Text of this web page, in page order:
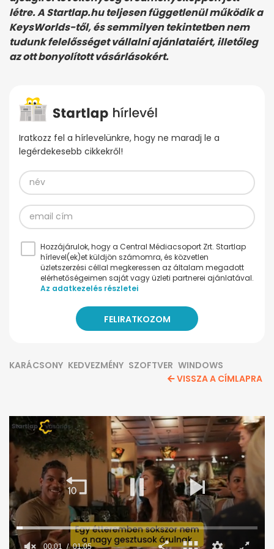
létre. A Startlap.hu teljesen függetlenül működik a
KeysWorlds-től, és semmilyen tekintetben nem
tudunk felelősséget vállalni ajánlataiért, illetőleg
az ott bonyolított vásárlásokért.
Iratkozz fel a hírlevelünkre, hogy ne maradj le a
legérdekesebb cikkekről!
Hozzájárulok, hogy a Central Médiacsoport Zrt. Startlap
hírlevel(ek)et küldjön számomra, és közvetlen
üzletszerzési céllal megkeressen az általam megadott
elérhetőségeimen saját vagy üzleti partnerei ajánlatával.
Az adatkezelés részletei
KARÁCSONY KEDVEZMÉNY SZOFTVER WINDOWS
VISSZA A CÍMLAPRA
00:02 01:05